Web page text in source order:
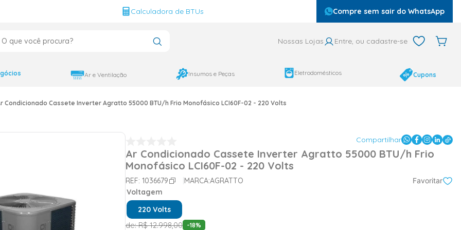
Calculadora de BTUs Compre sem sair do WhatsApp
Nossas Lojas Entre, ou cadastre-se
Ar e Ventilação Insumos e Peças Eletrodomésticos Cupons
Condicionado Cassete Inverter Agratto 55000 BTU/h Frio Monofásico LCI60F-02 - 220 Volts
Compartilhar
Ar Condicionado Cassete Inverter Agratto 55000 BTU/h Frio
Monofásico LCI60F-02 - 220 Volts
REF: 1036679 MARCA:AGRATTO Favoritar
Voltagem
220 Volts
de:R$ 12.998,00 -18%